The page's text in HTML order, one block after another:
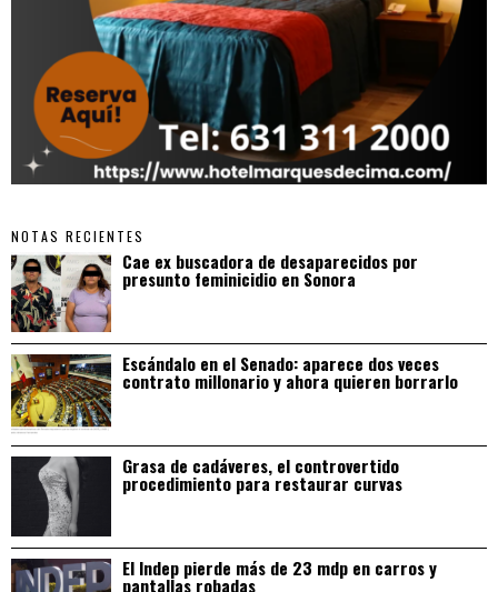
NOTAS RECIENTES
Cae ex buscadora de desaparecidos por
presunto feminicidio en Sonora
Escándalo en el Senado: aparece dos veces
contrato millonario y ahora quieren borrarlo
Grasa de cadáveres, el controvertido
procedimiento para restaurar curvas
El Indep pierde más de 23 mdp en carros y
pantallas robadas